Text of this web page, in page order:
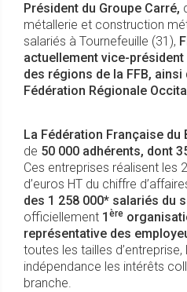
Président du Groupe Carré,
métallerie et construction
salariés à Tournefeuille (31),
actuellement vice-
des régions de la FFB,
Fédération Régionale
La Fédération Française du
de 50 000 adhérents, dont
Ces entreprises réalisent les
d’euros HT du chiffre
des 1 258 000* salariés du
officiellement 1 ère
représentative des
toutes les tailles
indépendance les intérêts
branche.